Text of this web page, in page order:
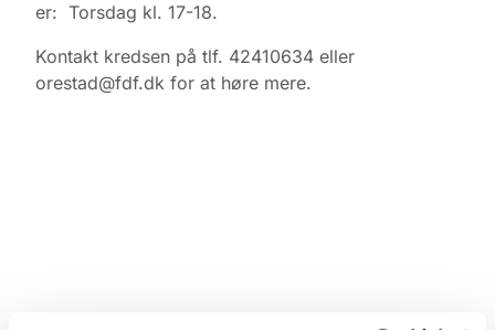
er: Torsdag kl. 17-18.
Kontakt kredsen på tlf. 42410634 eller
orestad@fdf.dk for at høre mere.